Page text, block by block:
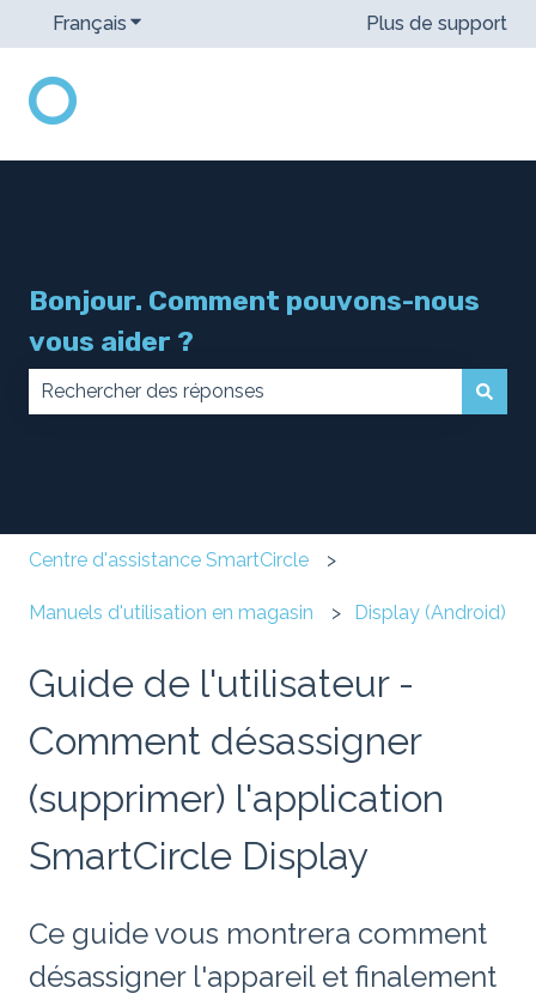
Français Afficher le sous-menu pour les traductions
Plus de support
Bonjour. Comment pouvons-nous
vous aider ?
Centre d'assistance SmartCircle
Manuels d'utilisation en magasin Display (Android)
Guide de l'utilisateur -
Comment désassigner
(supprimer) l'application
SmartCircle Display
Ce guide vous montrera comment
désassigner l'appareil et finalement